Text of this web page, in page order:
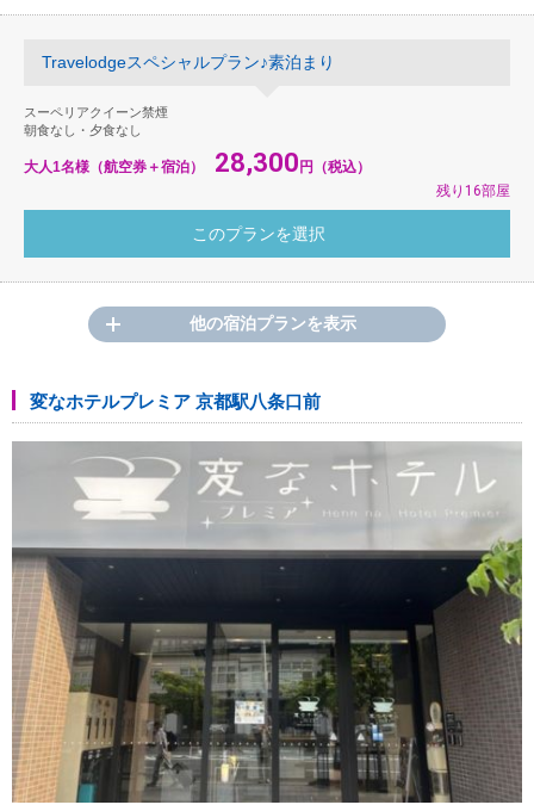
Travelodgeスペシャルプラン♪素泊まり
スーペリアクイーン禁煙
朝食なし・夕食なし
大人1名様（航空券＋宿泊） 28,300円（税込）
残り16部屋
他の宿泊プランを表示
変なホテルプレミア 京都駅八条口前